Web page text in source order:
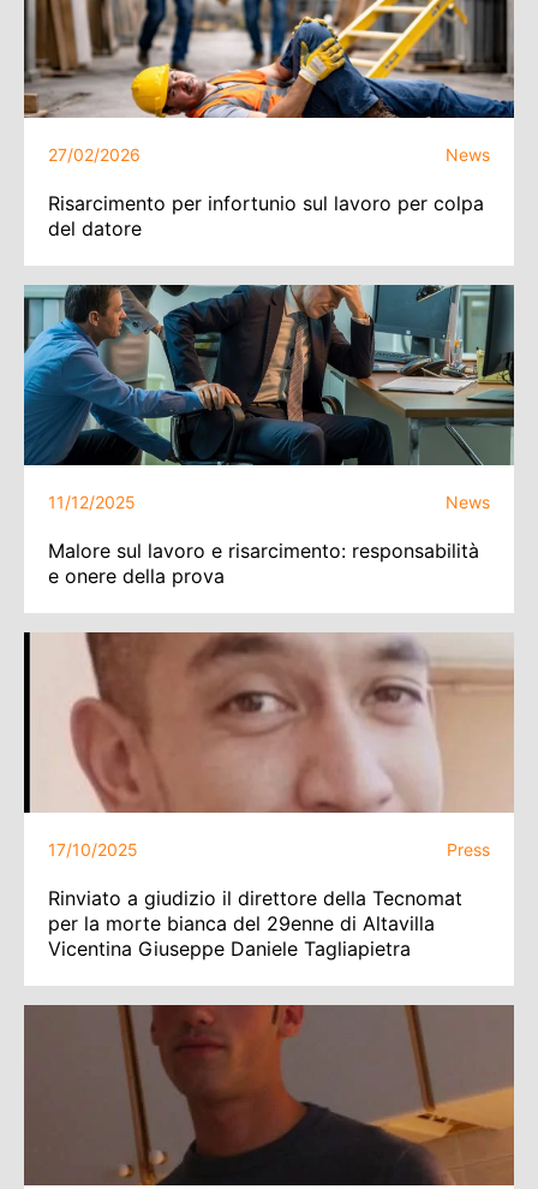
27/02/2026 News
Risarcimento per infortunio sul lavoro per colpa
del datore
11/12/2025 News
Malore sul lavoro e risarcimento: responsabilità
e onere della prova
17/10/2025 Press
Rinviato a giudizio il direttore della Tecnomat
per la morte bianca del 29enne di Altavilla
Vicentina Giuseppe Daniele Tagliapietra